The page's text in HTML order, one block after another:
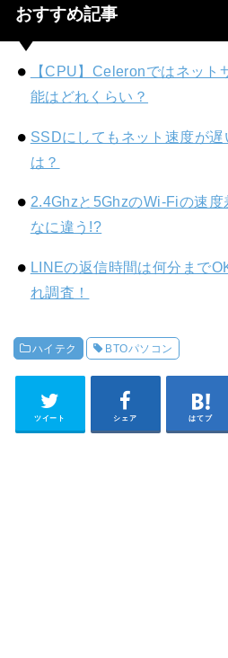
おすすめ記事
【CPU】Celeronではネット
能はどれくらい？
SSDにしてもネット速度が
は？
2.4Ghzと5GhzのWi-Fiの速
なに違う!?
LINEの返信時間は何分まで
れ調査！
ハイテク BTOパソコン
ツイート シェア はてブ